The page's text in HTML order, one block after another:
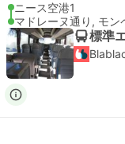
ニース空港1
マドレーヌ通り, モン
標準